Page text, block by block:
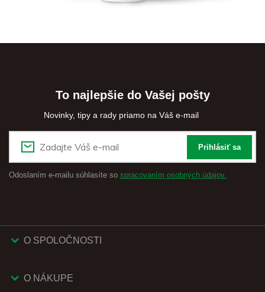
To najlepšie do Vašej pošty
Novinky, tipy a rady priamo na Váš e-mail
Prihlásiť sa
Odoslaním e-mailu súhlasíte so spracovaním osobných údajov.
O SPOLOČNOSTI
O NÁKUPE